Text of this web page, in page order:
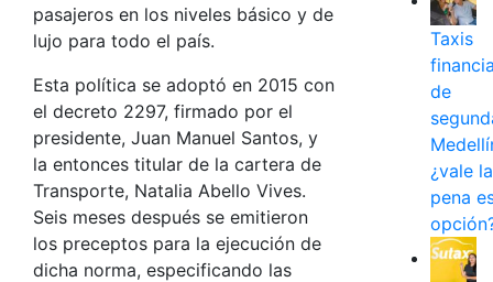
pasajeros en los niveles básico y de
lujo para todo el país.
Esta política se adoptó en 2015 con
el decreto 2297, firmado por el
presidente, Juan Manuel Santos, y
la entonces titular de la cartera de
Transporte, Natalia Abello Vives.
Seis meses después se emitieron
los preceptos para la ejecución de
dicha norma, especificando las
Taxis
de
¿vale la
pena